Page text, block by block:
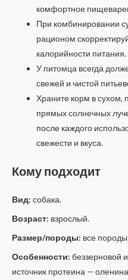
комфортное
При комбинировании
рационом
калорийности питания.
У питомца всегда
свежей и чистой
Храните корм в сухом,
прямых солнечных
после каждого
свежести и вкуса.
Кому подходит
Вид: собака.
Возраст: взрослый.
Размер/породы: все породы.
Особенности: беззерновой
источник протеина —